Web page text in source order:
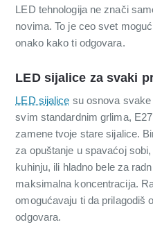
LED tehnologija ne znači
novima. To je ceo svet
onako kako ti odgovara.
LED sijalice za svaki
LED sijalice su osnova
svim standardnim grlima,
zamene tvoje stare sijalice.
za opuštanje u spavaćoj
kuhinju, ili hladno bele za
maksimalna koncentracija.
omogućavaju ti da prilagodiš
odgovara.